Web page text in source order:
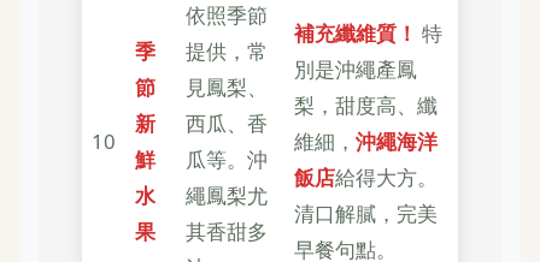
10
季
節
新
鮮
水
果
依照季節
提供，常
見鳳梨、
西瓜、香
瓜等。沖
繩鳳梨尤
其香甜多
補充纖維質！ 特
別是沖繩產鳳
梨，甜度高、纖
維細， 沖繩海洋
飯店給得大方。
清口解膩，完美
早餐句點。